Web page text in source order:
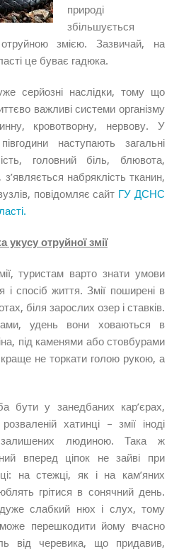
природі
збільшується
отруйною змією. Зазвичай, на
це буває гадюка.
серйозні наслідки, тому що
важливі системи організму
кровотворну, нервову. У
наступають загальні
головний біль, блювота,
набряклість тканин,
повідомляє сайт ГУ ДСНС
укусу отруйної змії
туристам варто знати умови
і спосіб життя. Змії поширені в
біля зарослих озер і ставків.
удень вони ховаються в
під каменями або стовбурами
не торкати голою рукою, а
бути у занедбаних кар’єрах,
хатинці – змії іноді
людиною. Така ж
вперед ціпок не зайві при
на стежці, як і на кам’яних
грітися в сонячний день.
слабкий нюх і слух, тому
перешкодити йому вчасно
від черевика, що придавив,